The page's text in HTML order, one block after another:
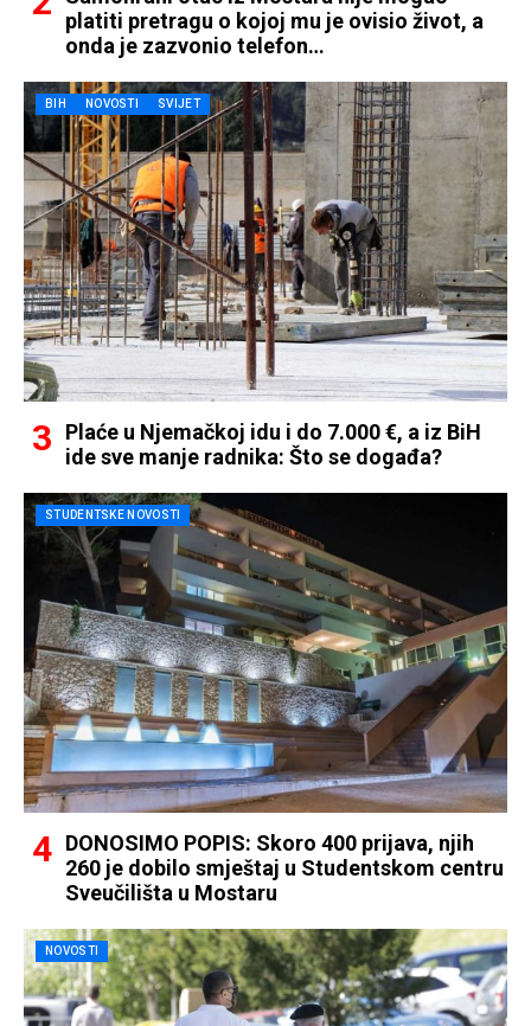
platiti pretragu o kojoj mu je ovisio život, a
onda je zazvonio telefon…
BIH NOVOSTI SVIJET
Plaće u Njemačkoj idu i do 7.000 €, a iz BiH
ide sve manje radnika: Što se događa?
STUDENTSKE NOVOSTI
DONOSIMO POPIS: Skoro 400 prijava, njih
260 je dobilo smještaj u Studentskom centru
Sveučilišta u Mostaru
NOVOSTI